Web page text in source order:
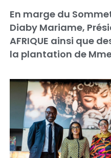
En marge du
Diaby Mariame,
AFRIQUE ainsi que
la plantation de Mme